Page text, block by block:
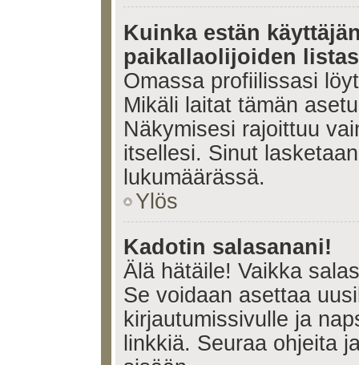
Kuinka estän
paikallaolijoiden
Omassa profiilissasi
Mikäli laitat tämän
Näkymisesi rajoittuu
itsellesi. Sinut
lukumäärässä.
Ylös
Kadotin salasanani!
Älä hätäile! Vaikka
Se voidaan asettaa
kirjautumissivulle ja
linkkiä. Seuraa ohjeita